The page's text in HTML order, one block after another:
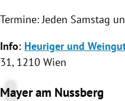
Termine: Jeden Samstag
Info: Heuriger und
31, 1210 Wien
Mayer am Nussberg